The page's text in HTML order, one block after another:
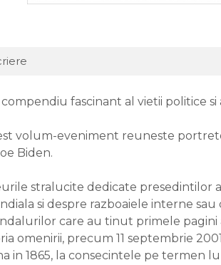
fascinant al vietii politice
volum-eveniment reuneste
Biden.
stralucite dedicate presedintilor
si despre razboaiele interne
care au tinut primele pagini
omenirii, precum 11 septembrie
in 1865, la consecintele pe termen